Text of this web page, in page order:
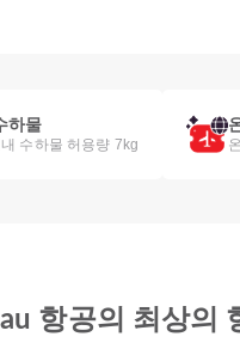
하물
수하물 허용량 7kg
항공의 최상의